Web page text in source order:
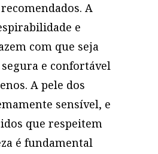
A
e
com que seja
e confortável
A pele dos
sensível, e
que respeitem
é fundamental